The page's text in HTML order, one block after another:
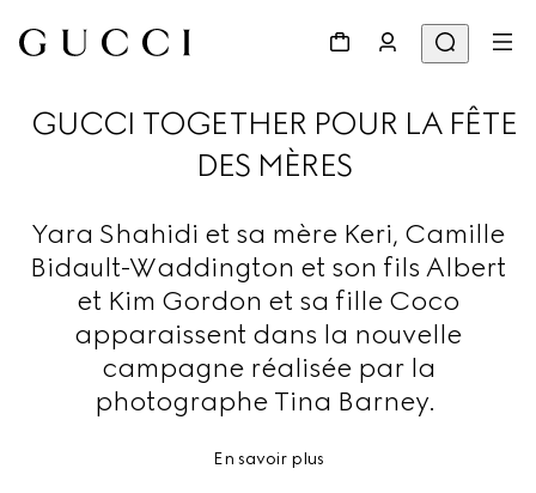
GUCCI TOGETHER POUR LA FÊTE
DES MÈRES
Yara Shahidi et sa mère Keri, Camille
Bidault-Waddington et son fils Albert
et Kim Gordon et sa fille Coco
apparaissent dans la nouvelle
campagne réalisée par la
photographe Tina Barney.
En savoir plus